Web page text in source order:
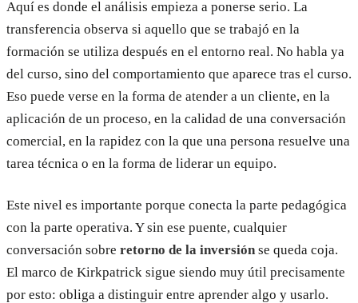
Aquí es donde el análisis empieza a ponerse serio. La
transferencia observa si aquello que se trabajó en la
formación se utiliza después en el entorno real. No habla ya
del curso, sino del comportamiento que aparece tras el curso.
Eso puede verse en la forma de atender a un cliente, en la
aplicación de un proceso, en la calidad de una conversación
comercial, en la rapidez con la que una persona resuelve una
tarea técnica o en la forma de liderar un equipo.
Este nivel es importante porque conecta la parte pedagógica
con la parte operativa. Y sin ese puente, cualquier
conversación sobre retorno de la inversiónse queda coja.
El marco de Kirkpatrick sigue siendo muy útil precisamente
por esto: obliga a distinguir entre aprender algo y usarlo.